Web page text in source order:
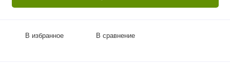
В избранное В сравнение